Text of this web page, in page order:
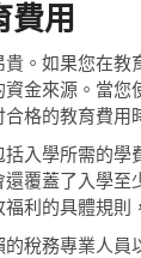
費用
。如果您在教
資金來源。當您
格的教育費用
括入學所需的學
覆蓋了入學至
福利的具體規則
稅務專業人員